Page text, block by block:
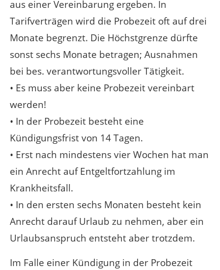
aus einer Vereinbarung ergeben. In
Tarifverträgen wird die Probezeit oft auf drei
Monate begrenzt. Die Höchstgrenze dürfte
sonst sechs Monate betragen; Ausnahmen
bei bes. verantwortungsvoller Tätigkeit.
• Es muss aber keine Probezeit vereinbart
werden!
• In der Probezeit besteht eine
Kündigungsfrist von 14 Tagen.
• Erst nach mindestens vier Wochen hat man
ein Anrecht auf Entgeltfortzahlung im
Krankheitsfall.
• In den ersten sechs Monaten besteht kein
Anrecht darauf Urlaub zu nehmen, aber ein
Urlaubsanspruch entsteht aber trotzdem.
Im Falle einer Kündigung in der Probezeit